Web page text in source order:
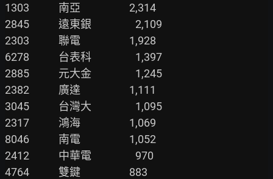
1303            南亞                    2,314
2845            遠東銀                  2,109
2303            聯電                    1,928
6278            台表科                  1,397
2885            元大金                  1,245
2382            廣達                    1,111
3045            台灣大                  1,095
2317            鴻海                    1,069
8046            南電                    1,052
2412            中華電                  970
4764            雙鍵                    883